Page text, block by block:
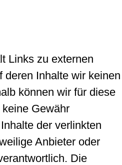
Links zu externen
deren Inhalte wir keinen
können wir für diese
Gewähr
der verlinkten
Anbieter oder
Die